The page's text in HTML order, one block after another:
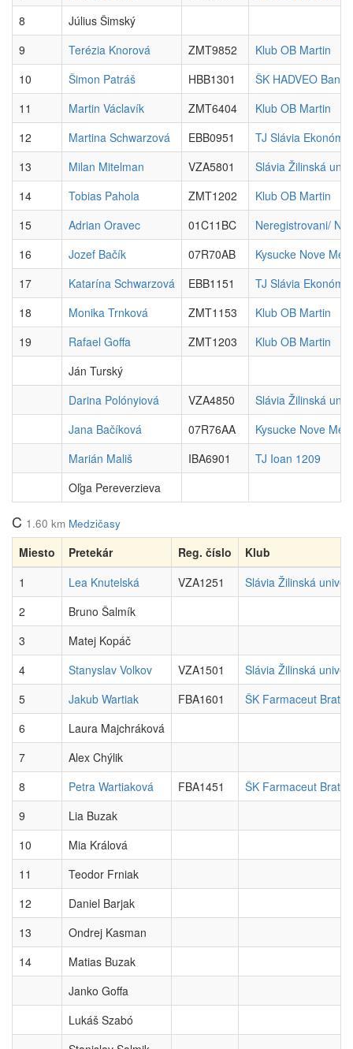
8
Július Šimský
9
Terézia Knorová ZMT9852
Klub OB Martin
10
Šimon Patráš HBB1301
ŠK HADVEO
11
Martin Václavík ZMT6404
Klub OB Martin
12
Martina Schwarzová EBB0951
TJ Slávia Ekonóm
13
Milan Mitelman VZA5801
Slávia Žilinská
14
Tobias Pahola ZMT1202
Klub OB Martin
15
Adrian Oravec 01C11BC
Neregistrovani/ No
16
Jozef Bačík 07R70AB
Kysucke Nove
17
Katarína Schwarzová EBB1151
TJ Slávia Ekonóm
18
Monika Trnková ZMT1153
Klub OB Martin
19
Rafael Goffa ZMT1203
Klub OB Martin
Ján Turský
Darina Polónyiová
VZA4850
Slávia Žilinská
Jana Bačíková
07R76AA
Kysucke Nove
Marián Mališ
IBA6901
TJ Ioan 1209
Oľga Pereverzieva
C 1.60 km Medzičasy
Miesto Pretekár Reg. číslo
Klub
1
Lea Knutelská VZA1251
Slávia Žilinská
2
Bruno Šalmík
3
Matej Kopáč
4
Stanyslav Volkov VZA1501
Slávia Žilinská
5
Jakub Wartiak FBA1601
ŠK Farmaceut
6
Laura Majchráková
7
Alex Chýlik
8
Petra Wartiaková FBA1451
ŠK Farmaceut
9
Lia Buzak
10
Mia Králová
11
Teodor Frniak
12
Daniel Barjak
13
Ondrej Kasman
14
Matias Buzak
Janko Goffa
Lukáš Szabó